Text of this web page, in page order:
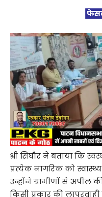
श्री सिंघौर ने बताया कि
प्रत्येक नागरिक को
उन्होंने ग्रामीणों से अपील
किसी प्रकार की